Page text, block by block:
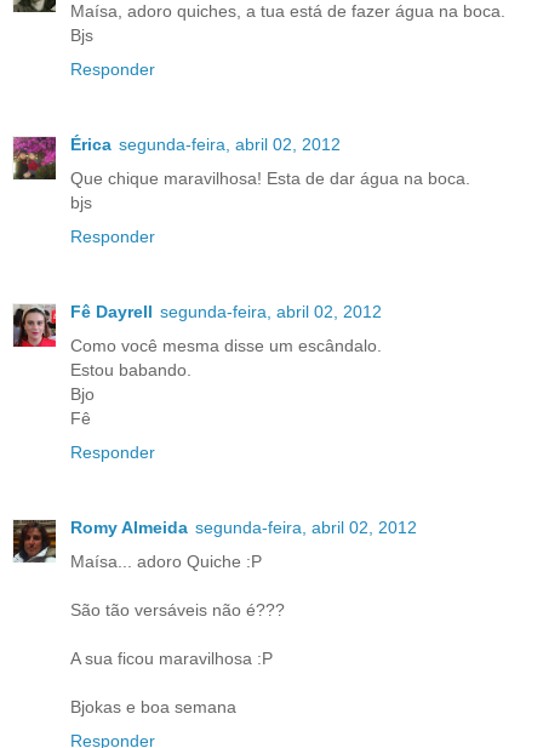
Maísa, adoro quiches, a tua está de fazer água na boca.
Bjs
Responder
Érica segunda-feira, abril 02, 2012
Que chique maravilhosa! Esta de dar água na boca.
bjs
Responder
Fê Dayrell segunda-feira, abril 02, 2012
Como você mesma disse um escândalo.
Estou babando.
Bjo
Fê
Responder
Romy Almeida segunda-feira, abril 02, 2012
Maísa... adoro Quiche :P
São tão versáveis não é???
A sua ficou maravilhosa :P
Bjokas e boa semana
Responder